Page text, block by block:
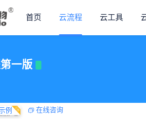
首页 云流程 云工具
一版
例 在线咨询
程第一版